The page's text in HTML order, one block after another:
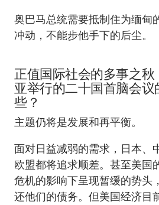
奥巴马总统需要抵制住为缅甸
冲动，不能步他手下的后尘。
正值国际社会的多事之
亚举行的二十国首脑会
些？
主题仍将是发展和再平衡。
面对日益减弱的需求，日本、
欧盟都将追求顺差。甚至美国
危机的影响下呈现暂缓的势头
还他们的债务。但美国经济目